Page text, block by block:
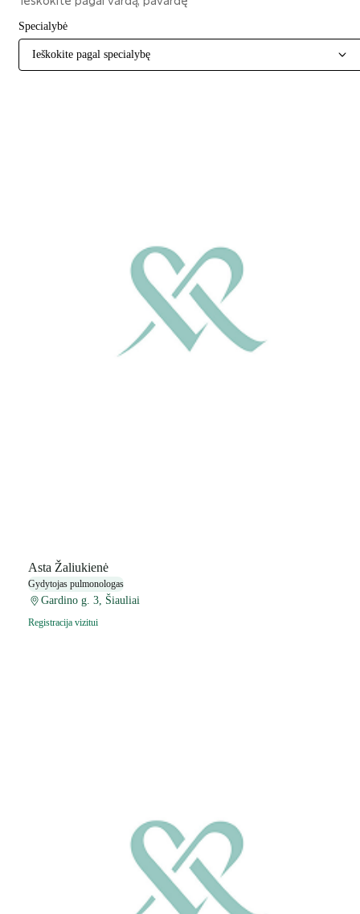
Specialybė
Ieškokite pagal specialybę
Asta Žaliukienė
Gydytojas pulmonologas
Gardino g. 3, Šiauliai
Registracija vizitui